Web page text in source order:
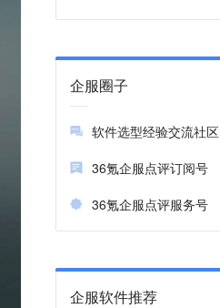
企服圈子
软件选型经验交流社区
36氪企服点评订阅号
36氪企服点评服务号
企服软件推荐